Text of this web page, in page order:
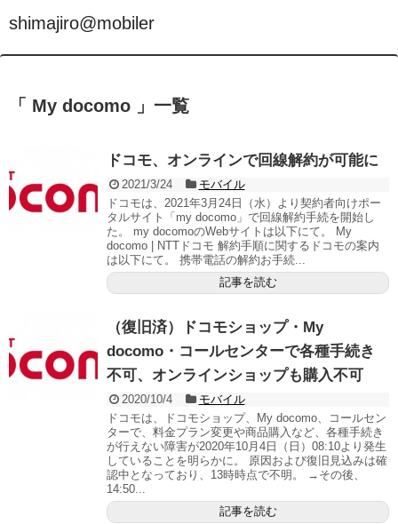
shimajiro@mobiler
「 My docomo 」一覧
ドコモ、オンラインで回線解約が可能に
2021/3/24
モバイル
ドコモは、2021年3月24日（水）より契約者向けポー
タルサイト「my docomo」で回線解約手続を開始し
た。 my docomoのWebサイトは以下にて。 My
docomo | NTTドコモ 解約手順に関するドコモの案内
は以下にて。 携帯電話の解約お手続...
記事を読む
（復旧済）ドコモショップ・My
docomo・コールセンターで各種手続き
不可、オンラインショップも購入不可
2020/10/4
モバイル
ドコモは、ドコモショップ、My docomo、コールセン
ターで、料金プラン変更や商品購入など、各種手続き
が行えない障害が2020年10月4日（日）08:10より発生
していることを明らかに。 原因および復旧見込みは確
認中となっており、13時時点で不明。 →その後、
14:50...
記事を読む